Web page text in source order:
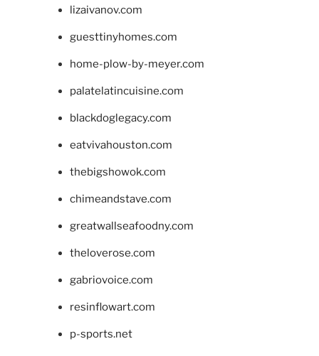
lizaivanov.com
guesttinyhomes.com
home-plow-by-meyer.com
palatelatincuisine.com
blackdoglegacy.com
eatvivahouston.com
thebigshowok.com
chimeandstave.com
greatwallseafoodny.com
theloverose.com
gabriovoice.com
resinflowart.com
p-sports.net